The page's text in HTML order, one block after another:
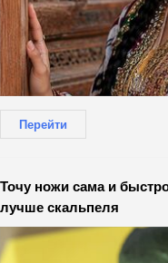
Перейти
Точу ножи сама и
лучше скальпеля